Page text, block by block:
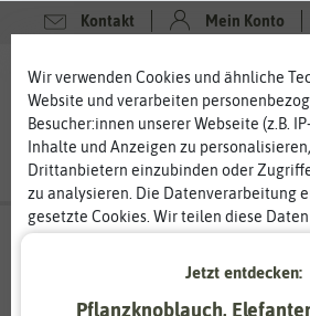
Kontakt Mein Konto
Wir verwenden Cookies und ähnliche
Website und verarbeiten
Besucher:innen unserer Webseite (z.B.
Inhalte und Anzeigen zu
Drittanbietern einzubinden oder
zu analysieren. Die Datenverarbeitung
gesetzte Cookies. Wir teilen diese
Die Datenverarbeitung kann mit
erteilt oder abgelehnt werden. Es
Jetzt entdecken:
Pflanzknoblauch,